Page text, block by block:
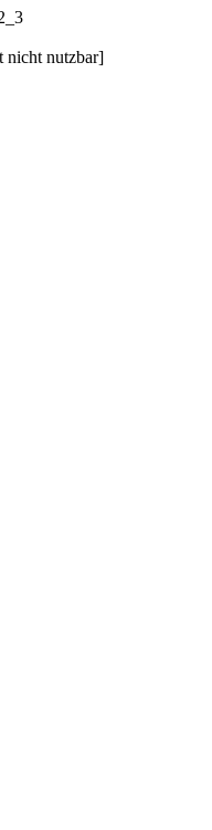
nicht nutzbar]